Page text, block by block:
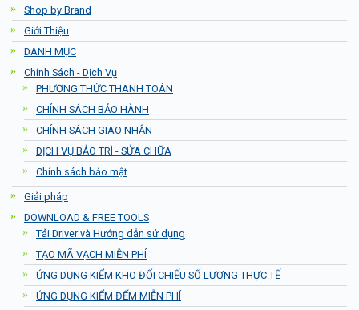
Shop by Brand
Giới Thiệu
DANH MỤC
Chính Sách - Dịch Vụ
PHƯƠNG THỨC THANH TOÁN
CHÍNH SÁCH BẢO HÀNH
CHÍNH SÁCH GIAO NHẬN
DỊCH VỤ BẢO TRÌ - SỬA CHỮA
Chính sách bảo mật
Giải pháp
DOWNLOAD & FREE TOOLS
Tải Driver và Hướng dẫn sử dụng
TẠO MÃ VẠCH MIỄN PHÍ
ỨNG DỤNG KIỂM KHO ĐỐI CHIẾU SỐ LƯỢNG THỰC TẾ
ỨNG DỤNG KIỂM ĐẾM MIỄN PHÍ